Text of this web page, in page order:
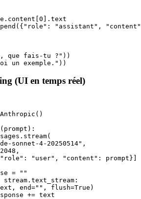
"assistant",
que fais-tu ?"))
(UI en temps réel)
sonnet-4-20250514",
"user", "content": prompt}]
= ""
stream.text_stream:
end="", flush=True)
+= text